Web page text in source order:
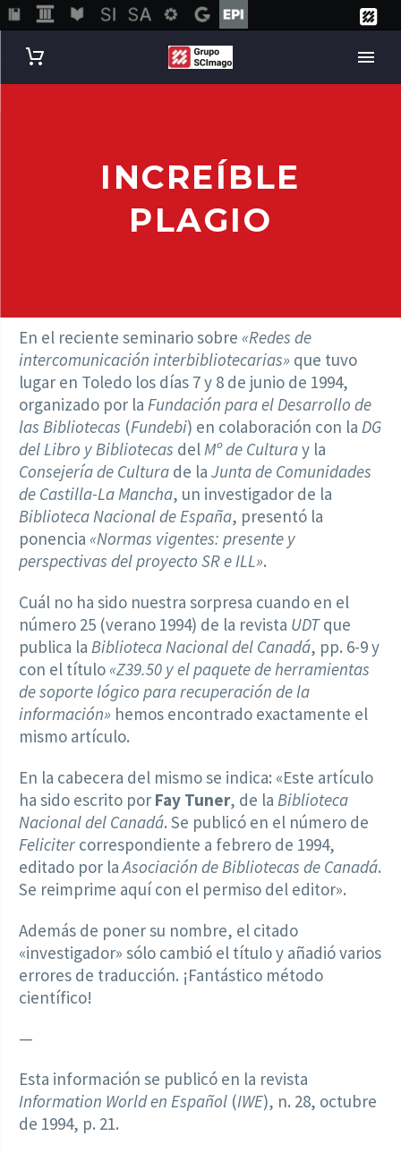
INCREÍBLE
PLAGIO
En el reciente seminario sobre «Redes de
intercomunicación interbibliotecarias» que tuvo
lugar en Toledo los días 7 y 8 de junio de 1994,
organizado por la Fundación para el Desarrollo de
las Bibliotecas (Fundebi) en colaboración con la DG
del Libro y Bibliotecas delMº de Culturay la
Consejería de Cultura de la Junta de Comunidades
de Castilla-La Mancha, un investigador de la
Biblioteca Nacional de España, presentó la
ponencia «Normas vigentes: presente y
perspectivas del proyecto SR e ILL».
Cuál no ha sido nuestra sorpresa cuando en el
número 25 (verano 1994) de la revista UDTque
publica la Biblioteca Nacional del Canadá, pp. 6-9 y
con el título «Z39.50 y el paquete de herramientas
de soporte lógico para recuperación de la
información» hemos encontrado exactamente el
mismo artículo.
En la cabecera del mismo se indica: «Este artículo
ha sido escrito por Fay Tuner, de la Biblioteca
Nacional del Canadá. Se publicó en el número de
Feliciter correspondiente a febrero de 1994,
editado por laAsociación de Bibliotecas de Canadá.
Se reimprime aquí con el permiso del editor».
Además de poner su nombre, el citado
«investigador» sólo cambió el título y añadió varios
errores de traducción. ¡Fantástico método
científico!
—
Esta información se publicó en la revista
Information World en Español (IWE), n. 28, octubre
de 1994, p. 21.